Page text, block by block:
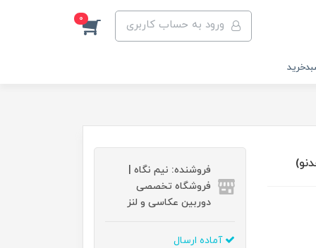
ورود به حساب کاربری 0
فروشنده: نیم نگاه |
فروشگاه تخصصی
دوربین عکاسی و لنز
آماده ارسال